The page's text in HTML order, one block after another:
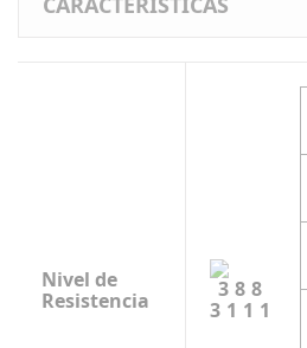
Nivel de
Resistencia
3111